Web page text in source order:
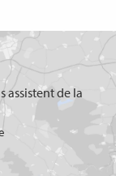
assistent de la